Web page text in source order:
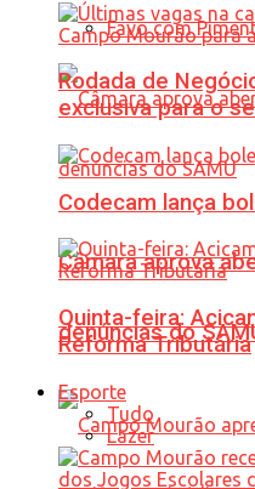
Favo com
Câmara aprova
denúncias do
Rodada de
exclusiva para o
Codecam lança
Quinta-feira:
Reforma Tributária
Esporte
Tudo
Lazer